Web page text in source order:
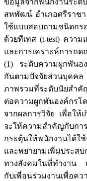
ข้อมูลจากพนักงานระดั
สหพัฒน์ อำเภอศรีราช
ใช้แบบสอบถามชนิดก
ด้วยทีเทส (t-test) ความ
และการเคราะห์การถ
(1) ระดับความผูกพันอ
กันตามปัจจัยส่วนบุคค
ภาพรวมที่ระดับนัยสำคั
ต่อความผูกพันองค์กร
จากผลการวิจัย เพื่อให้
จะให้ความสำคัญกับกา
กระตุ้นให้พนักงานได้ใ
และพยายามเพิ่มประส
ทางสังคมในที่ทำงาน
กับเพื่อนร่วมงานเพื่อค